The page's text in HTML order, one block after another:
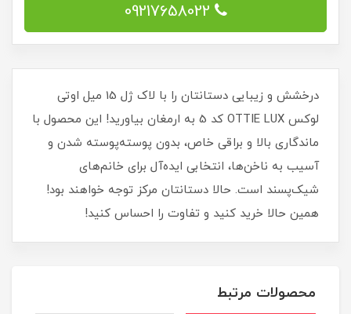
09217658022
درخشش و زیبایی دستانتان را با لاک ژل 15 میل اوتی
لوکس OTTIE LUX کد 5 به ارمغان بیاورید! این محصول با
ماندگاری بالا و براقی خاص، بدون پوسته‌پوسته شدن و
آسیب به ناخن‌ها، انتخابی ایده‌آل برای خانم‌های
شیک‌پسند است. حالا دستانتان مرکز توجه خواهند بود!
همین حالا خرید کنید و تفاوت را احساس کنید!
محصولات مرتبط